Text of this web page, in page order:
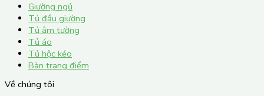
Giường ngủ
Tủ đầu giường
Tủ âm tường
Tủ áo
Tủ hộc kéo
Bàn trang điểm
Về chúng tôi